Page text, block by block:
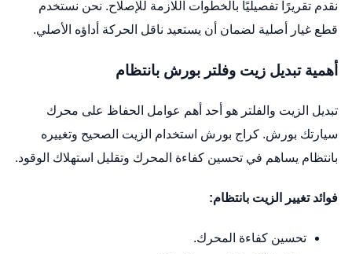
نقدم تقريرًا تفصيليًا بالخطوات اللازمة للإصلاح. نحن نستخدم
قطع غيار أصلية لضمان أن يستعيد ناقل الحركة أداؤه الأصلي.
أهمية تبديل زيت وفلتر بورش بانتظام
تبديل الزيت والفلتر هو أحد أهم عوامل الحفاظ على محرك
سيارتك بورش. كراج بورش استخدام الزيت الصحيح وتغييره
بانتظام يساهم في تحسين كفاءة المحرك وتقليل استهلاك الوقود.
فوائد تغيير الزيت بانتظام:
تحسين كفاءة المحرك.